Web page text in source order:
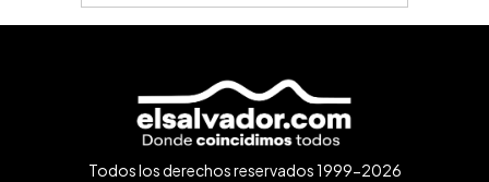
Todos los derechos reservados 1999-2026